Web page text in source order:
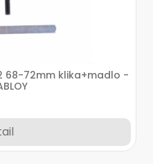
68-72mm klika+madlo -